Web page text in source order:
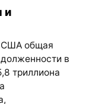
и
США общая
в
триллиона